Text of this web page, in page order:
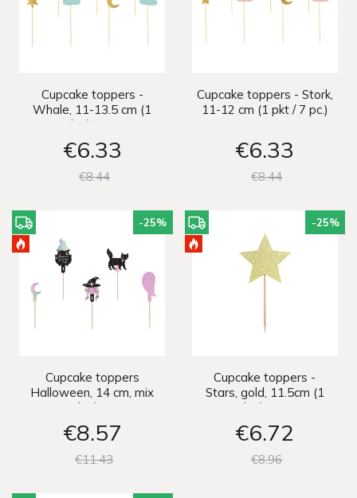
Cupcake toppers -
Whale, 11-13.5 cm (1
pkt / 7 pc.)
€6 33
€844
Cupcake toppers - Stork,
11-12 cm (1 pkt / 7 pc.)
€6 33
€844
-25%
Cupcake toppers
Halloween, 14 cm, mix
(1 pkt / 6 pc.)
€8 57
€1143
-25%
Cupcake toppers -
Stars, gold, 11.5cm (1
pkt / 6 pc.)
€6 72
€896